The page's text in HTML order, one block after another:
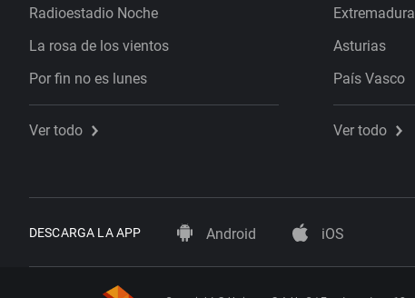
Radioestadio Noche
La rosa de los vientos
Por fin no es lunes
Ver todo
Extremadura
Asturias
País Vasco
Ver todo
DESCARGA LA APP Android iOS